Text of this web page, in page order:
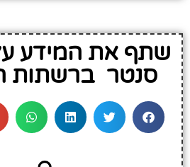
שתף את המידע על
סנטר ברשתות